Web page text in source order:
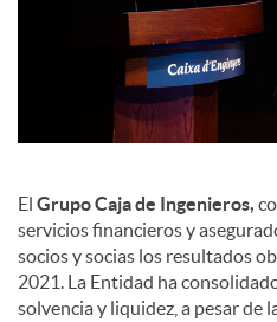
El Grupo Caja de Ingenieros,
servicios financieros y
socios y socias los resultados
2021. La Entidad ha
solvencia y liquidez, a pesar de